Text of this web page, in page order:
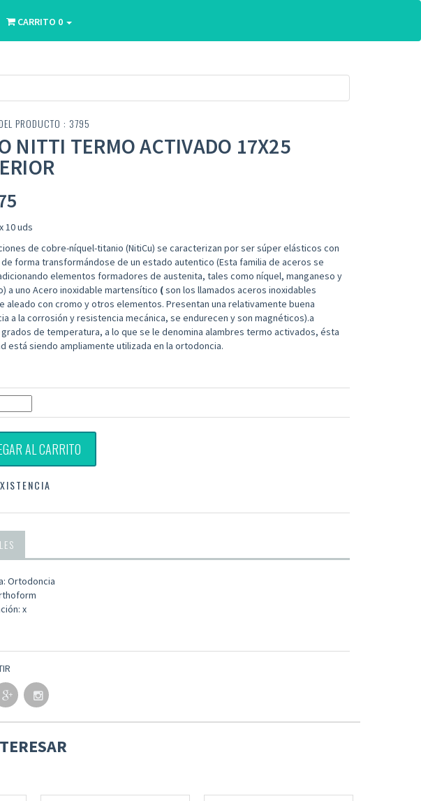
CARRITO 0
PRODUCTO : 3795
NITTI TERMO ACTIVADO 17X25
10 uds
de cobre-níquel-titanio (NitiCu) se caracterizan por sersúperelásticos con
forma transformándose de un estado autentico (Esta familia de aceros se
elementos formadores de austenita, tales como níquel, manganeso y
) a uno Acero inoxidable martensítico (son los llamados aceros inoxidables
aleado con cromo y otros elementos. Presentan una relativamente buena
a la corrosión y resistencia mecánica, se endurecen y son magnéticos).a
de temperatura, a lo que se le denomina alambres termo activados, ésta
está siendo ampliamente utilizada en la ortodoncia.
AL CARRITO
Ortodoncia
x